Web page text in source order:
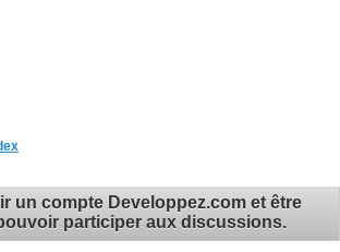
un compte Developpez.com et être
participer aux discussions.